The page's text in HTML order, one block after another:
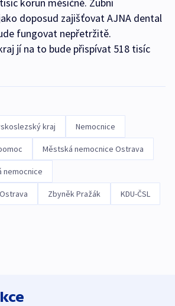
korun měsíčně. Zubní
doposud zajišťovat AJNA dental
fungovat nepřetržitě.
jí na to bude přispívat 518 tisíc
kraj Nemocnice
Městská nemocnice Ostrava
nemocnice
Zbyněk Pražák KDU-ČSL